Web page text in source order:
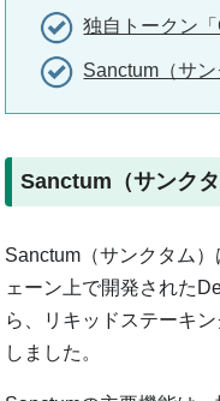
独自トークン「
Sanctum（サ
Sanctum（サンク
Sanctum（サンクタム
ェーン上で開発された
ら、リキッドステーキ
しました。